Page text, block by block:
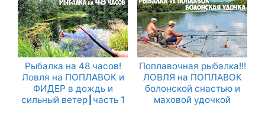
Рыбалка на 48 часов!
Ловля на ПОПЛАВОК и
ФИДЕР в дождь и
сильный ветер┃часть 1
Поплавочная рыбалка!!!
ЛОВЛЯ на ПОПЛАВОК
болонской снастью и
маховой удочкой